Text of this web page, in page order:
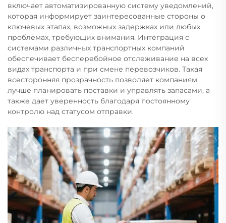
включает автоматизированную систему уведомлений,
которая информирует заинтересованные стороны о
ключевых этапах, возможных задержках или любых
проблемах, требующих внимания. Интеграция с
системами различных транспортных компаний
обеспечивает бесперебойное отслеживание на всех
видах транспорта и при смене перевозчиков. Такая
всесторонняя прозрачность позволяет компаниям
лучше планировать поставки и управлять запасами, а
также дает уверенность благодаря постоянному
контролю над статусом отправки.